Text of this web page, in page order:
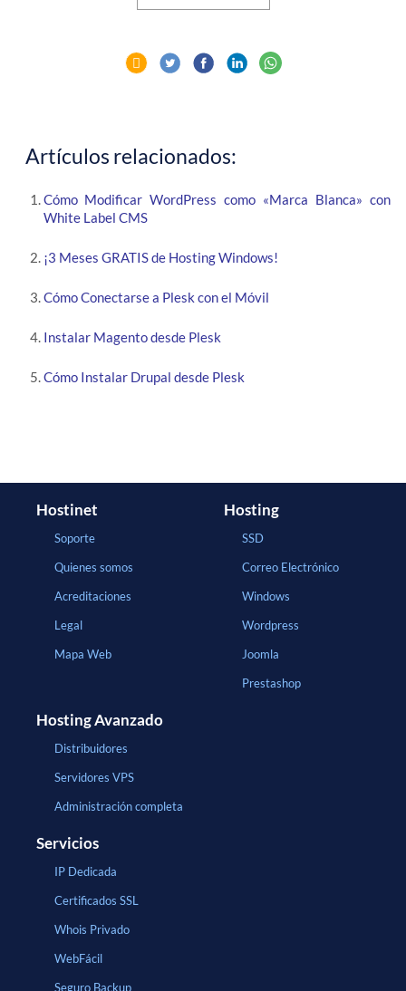
Artículos relacionados:
Cómo Modificar WordPress como «Marca Blanca» con
White Label CMS
¡3 Meses GRATIS de Hosting Windows!
Cómo Conectarse a Plesk con el Móvil
Instalar Magento desde Plesk
Cómo Instalar Drupal desde Plesk
Hostinet
Soporte
Quienes somos
Acreditaciones
Legal
Mapa Web
Hosting
SSD
Correo Electrónico
Windows
Wordpress
Joomla
Prestashop
Hosting Avanzado
Distribuidores
Servidores VPS
Administración completa
Servicios
IP Dedicada
Certificados SSL
Whois Privado
WebFácil
Seguro Backup